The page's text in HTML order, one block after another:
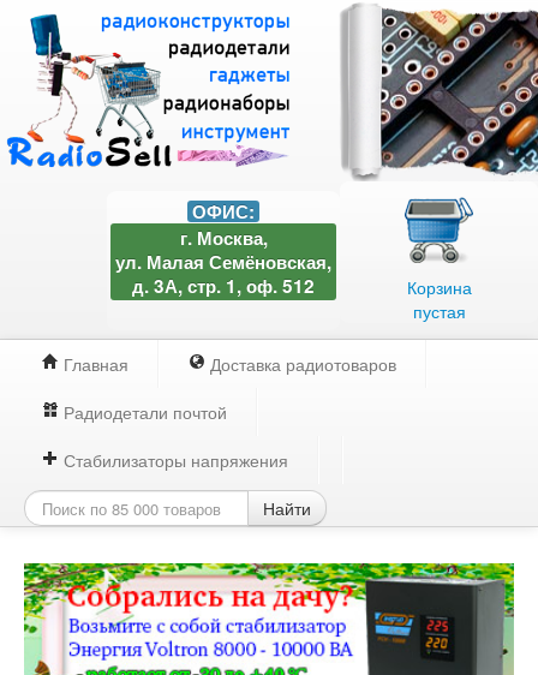
Корзина
пустая
ОФИС:
г. Москва,
ул. Малая Семёновская,
д. 3А, стр. 1, оф. 512
Главная
Доставка радиотоваров
Радиодетали почтой
Стабилизаторы напряжения
Найти